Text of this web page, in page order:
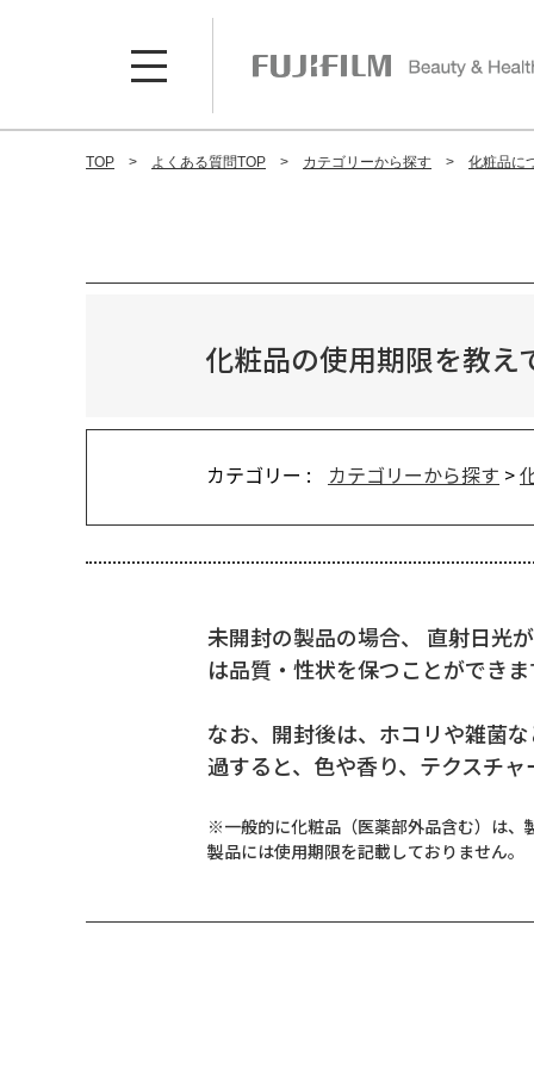
TOP よくある質問TOP カテゴリーから探す 化粧品に
化粧品の使用期限を教え
カテゴリー : カテゴリーから探す >
未開封の製品の場合、 直射日光
は品質・性状を保つことができま
なお、 開封後は、ホコリや雑菌
過すると、色や香り、テクスチ
※一般的に化粧品（医薬部外品含む）は、
製品には使用期限を記載しておりません。